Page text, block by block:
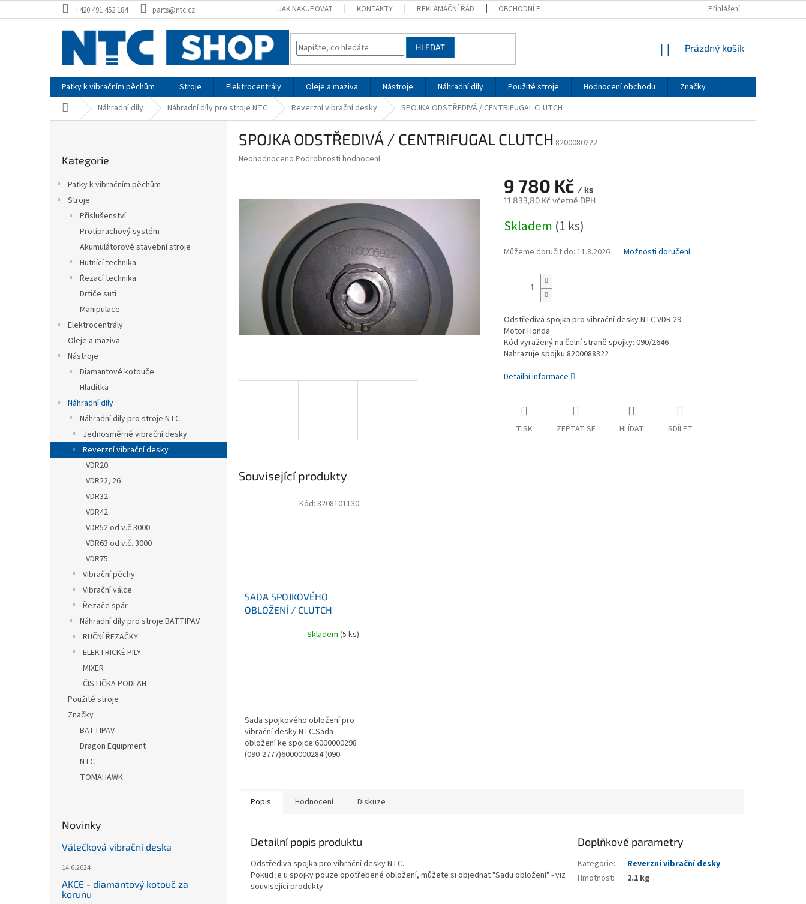
na
+420 491 452 184 parts@ntc.cz JAK NAKUPOVAT KONTAKTY REKLAMAČNÍ ŘÁD OBCHODNÍ PODMÍNKY PODMÍNKY OCHRANY OSOBNÍCH ÚDAJŮ
Přihlášení
HLEDAT
NÁKUPNÍ
Prázdný košík
Patky k vibračním pěchům Stroje Elektrocentrály Oleje a maziva Nástroje Náhradní díly Použité stroje Hodnocení obchodu
Značky
Domů Náhradní díly Náhradní díly pro stroje NTC Reverzní vibrační desky SPOJKA ODSTŘEDIVÁ / CENTRIFUGAL CLUTCH
kategorie
Kategorie
Patky k vibračním pěchům
Stroje
Příslušenství
Protiprachový systém
Akumulátorové stavební stroje
Hutnící technika
Řezací technika
Drtiče suti
Manipulace
Elektrocentrály
Oleje a maziva
Nástroje
Diamantové kotouče
Hladítka
Náhradní díly
Náhradní díly pro stroje NTC
Jednosměrné vibrační desky
Reverzní vibrační desky
VDR20
VDR22, 26
VDR32
VDR42
VDR52 od v.č 3000
VDR63 od v.č. 3000
VDR75
Vibrační pěchy
Vibrační válce
Řezače spár
Náhradní díly pro stroje BATTIPAV
RUČNÍ ŘEZAČKY
ELEKTRICKÉ PILY
MIXER
ČISTIČKA PODLAH
Použité stroje
Značky
BATTIPAV
Dragon Equipment
NTC
TOMAHAWK
Novinky
Válečková vibrační deska
14.6.2024
AKCE - diamantový kotouč za
korunu
SPOJKA ODSTŘEDIVÁ / CENTRIFUGAL CLUTCH 8200080222
Průměrné
Neohodnoceno Podrobnosti hodnocení
9 780 Kč / ks
11 833,80 Kč včetně DPH
cena:
Skladem (1 ks)
Můžeme doručit do: 11.8.2026 Možnosti doručení
Odstředivá spojka pro vibrační desky NTC VDR 29
Motor Honda
Kód vyražený na čelní straně spojky: 090/2646
Nahrazuje spojku 8200088322
Detailní informace
TISK ZEPTAT SE HLÍDAT SDÍLET
Související produkty
SADA SPOJKOVÉHO
OBLOŽENÍ / CLUTCH
Skladem (5 ks)
Sada spojkového obložení pro
vibrační desky NTC.Sada
obložení ke spojce:6000000298
(090-2777)6000000284 (090-
Kód: 8208101130
Popis Hodnocení Diskuze
Detailní popis produktu
Odstředivá spojka pro vibrační desky NTC.
Pokud je u spojky pouze opotřebené obložení, můžete si objednat "Sadu obložení" - viz
související produkty.
Doplňkové parametry
Kategorie:
Reverzní vibrační desky
Hmotnost: 2.1 kg